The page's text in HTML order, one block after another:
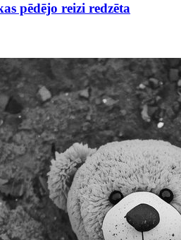
pēdējo reizi redzēta